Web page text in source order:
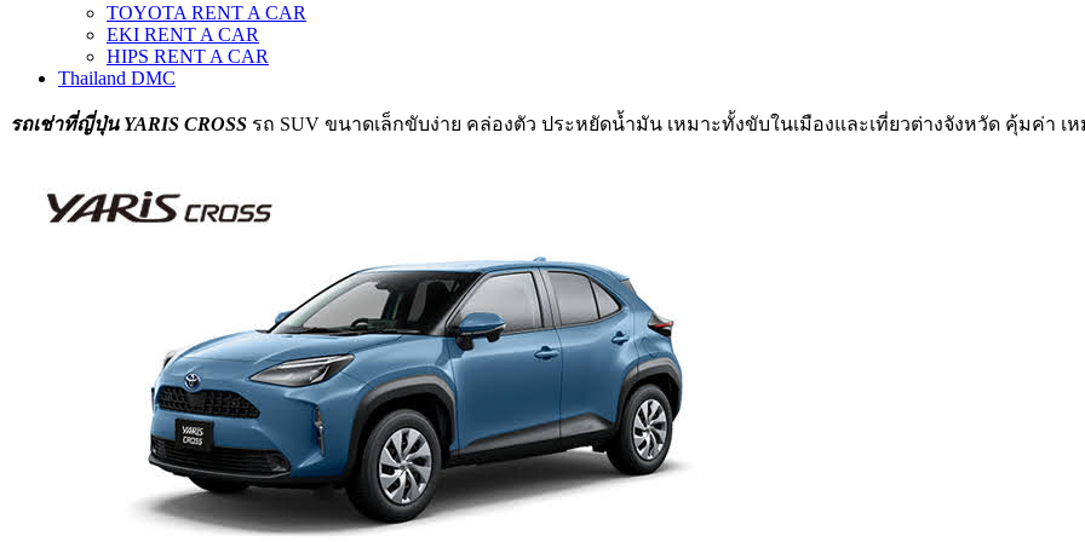
TOYOTA RENT A CAR
EKI RENT A CAR
HIPS RENT A CAR
Thailand DMC
รถเช่าที่ญี่ปุ่น YARIS CROSS รถ SUV ขนาดเล็กขับง่าย คล่องตัว ประหยัดน้ำมัน เหมาะทั้งขับในเมืองและเที่ยวต่างจังหวัด คุ้มค่า เ